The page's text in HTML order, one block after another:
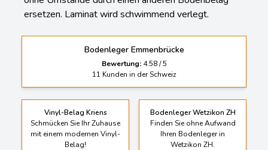
ersetzen. Laminat wird schwimmend verlegt.
Bodenleger Emmenbrücke
Bewertung: 4.58/5
11 Kunden in der Schweiz
Vinyl-Belag Kriens
Schmücken Sie Ihr Zuhause
mit einem modernen Vinyl-
Belag!
Bodenleger Wetzikon ZH
Finden Sie ohne Aufwand
Ihren Bodenleger in
Wetzikon ZH.